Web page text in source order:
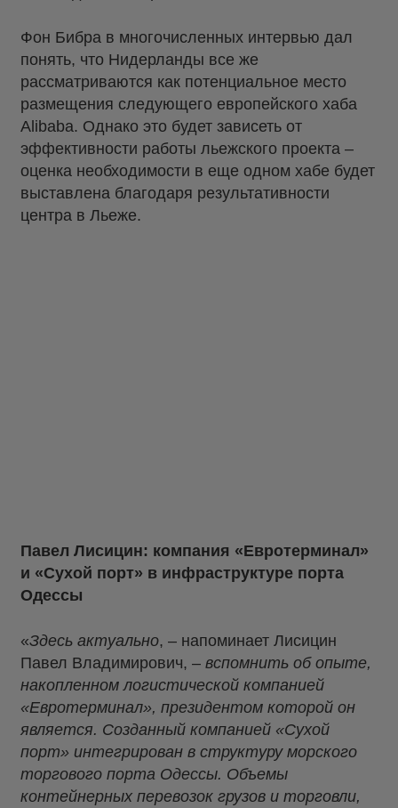
Фон Бибра в многочисленных интервью дал
понять, что Нидерланды все же
рассматриваются как потенциальное место
размещения следующего европейского хаба
Alibaba. Однако это будет зависеть от
эффективности работы льежского проекта –
оценка необходимости в еще одном хабе будет
выставлена благодаря результативности
центра в Льеже.
Павел Лисицин: компания «Евротерминал»
и «Сухой порт» в инфраструктуре порта
Одессы
«Здесь актуально, – напоминает Лисицин
Павел Владимирович, – вспомнить об опыте,
накопленном логистической компанией
«Евротерминал», президентом которой он
является. Созданный компанией «Сухой
порт» интегрирован в структуру морского
торгового порта Одессы. Объемы
контейнерных перевозок грузов и торговли,